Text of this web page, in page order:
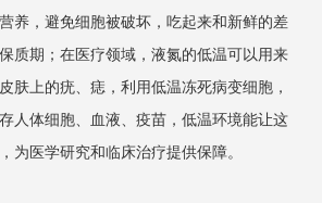
养，避免细胞被破坏，吃起来和新鲜的差
质期；在医疗领域，液氮的低温可以用来
肤上的疣、痣，利用低温冻死病变细胞，
人体细胞、血液、疫苗，低温环境能让这
为医学研究和临床治疗提供保障。